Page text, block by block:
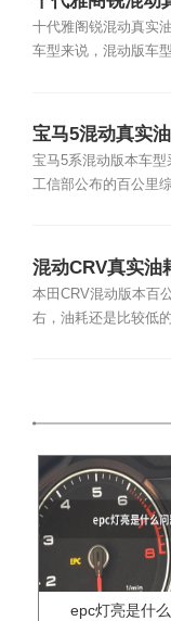
十代雅阁锐混动真实
车型来说，混动版车
宝马5混动真实
宝马5系混动版本车型
工信部公布的百公里
混动CRV真实油
本田CRV混动版本百
右，油耗还是比较低
epc灯亮是什